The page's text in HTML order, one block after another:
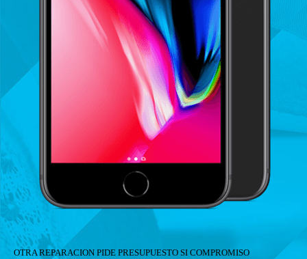
OTRA REPARACION PIDE PRESUPUESTO SI COMPROMISO